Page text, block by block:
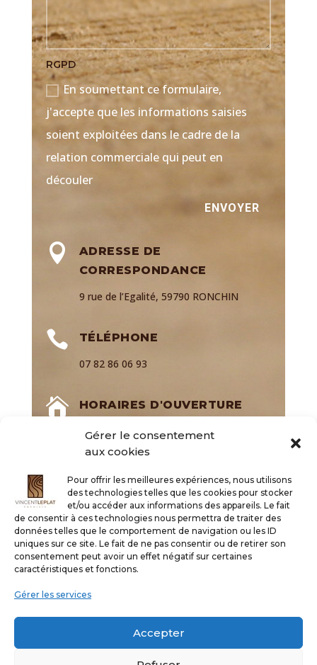
Gérer le consentement
aux cookies
Pour offrir les meilleures expériences, nous utilisons
des technologies telles que les cookies pour stocker
et/ou accéder aux informations des appareils. Le fait
de consentir à ces technologies nous permettra de traiter des
données telles que le comportement de navigation ou les ID
uniques sur ce site. Le fait de ne pas consentir ou de retirer son
consentement peut avoir un effet négatif sur certaines
caractéristiques et fonctions.
Gérer les services
Accepter
RGPD
En soumettant ce formulaire,
j'accepte que les informations saisies
soient exploitées dans le cadre de la
relation commerciale qui peut en
découler
ENVOYER

ADRESSE DE
CORRESPONDANCE
9 rue de l’Egalité, 59790 RONCHIN

TÉLÉPHONE
07 82 86 06 93

HORAIRES D'OUVERTURE
8h00 – 18h00 du lundi au vendredi, sur
RDV

EMAIL
contact@leplat-ebeniste.fr
. . . ..